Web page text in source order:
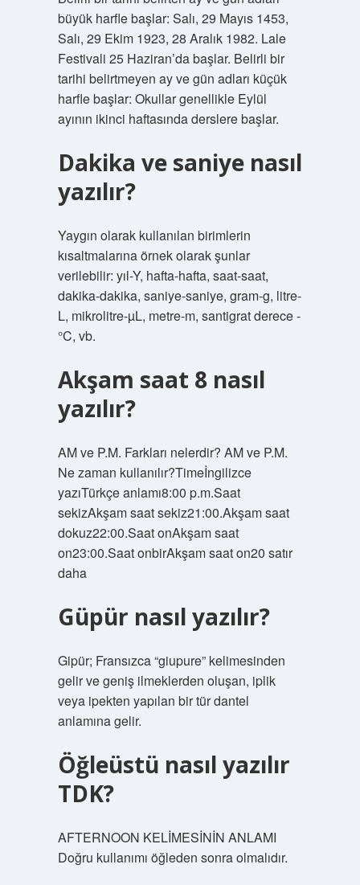
büyük harfle başlar: Salı, 29 Mayıs 1453,
Salı, 29 Ekim 1923, 28 Aralık 1982. Lale
Festivali 25 Haziran’da başlar. Belirli bir
tarihi belirtmeyen ay ve gün adları küçük
harfle başlar: Okullar genellikle Eylül
ayının ikinci haftasında derslere başlar.
Dakika ve saniye nasıl
yazılır?
Yaygın olarak kullanılan birimlerin
kısaltmalarına örnek olarak şunlar
verilebilir: yıl-Y, hafta-hafta, saat-saat,
dakika-dakika, saniye-saniye, gram-g, litre-
L, mikrolitre-µL, metre-m, santigrat derece -
°C, vb.
Akşam saat 8 nasıl
yazılır?
AM ve P.M. Farkları nelerdir? AM ve P.M.
Ne zaman kullanılır?Timeİngilizce
yazıTürkçe anlamı8:00 p.m.Saat
sekizAkşam saat sekiz21:00.Akşam saat
dokuz22:00.Saat onAkşam saat
on23:00.Saat onbirAkşam saat on20 satır
daha
Güpür nasıl yazılır?
Gipür; Fransızca “giupure” kelimesinden
gelir ve geniş ilmeklerden oluşan, iplik
veya ipekten yapılan bir tür dantel
anlamına gelir.
Öğleüstü nasıl yazılır
TDK?
AFTERNOON KELİMESİNİN ANLAMI
Doğru kullanımı öğleden sonra olmalıdır.